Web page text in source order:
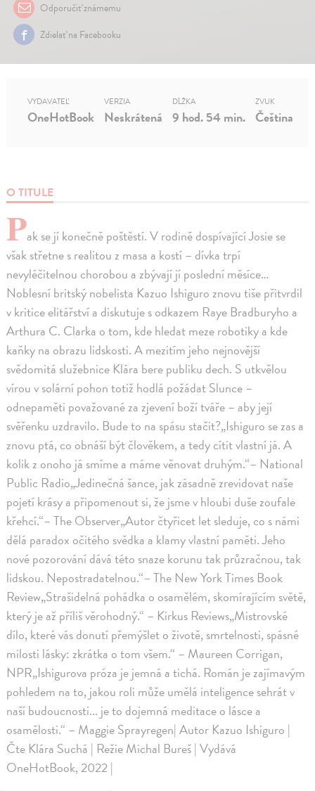
Odporučiť známemu
Zdielať na Facebooku
O TITULE
Pak se jí konečně poštěstí. V rodině dospívající Josie se
však střetne s realitou z masa a kostí – dívka trpí
nevyléčitelnou chorobou a zbývají jí poslední měsíce…
Noblesní britský nobelista Kazuo Ishiguro znovu tiše přitvrdil
v kritice elitářství a diskutuje s odkazem Raye Bradburyho a
Arthura C. Clarka o tom, kde hledat meze robotiky a kde
kaňky na obrazu lidskosti. A mezitím jeho nejnovější
svědomitá služebnice Klára bere publiku dech. S utkvělou
vírou v solární pohon totiž hodlá požádat Slunce –
odnepaměti považované za zjevení boží tváře – aby její
svěřenku uzdravilo. Bude to na spásu stačit?„Ishiguro se zas a
znovu ptá, co obnáší být člověkem, a tedy cítit vlastní já. A
kolik z onoho já smíme a máme věnovat druhým.“– National
Public Radio„Jedinečná šance, jak zásadně zrevidovat naše
pojetí krásy a připomenout si, že jsme v hloubi duše zoufale
křehcí.“– The Observer„Autor čtyřicet let sleduje, co s námi
dělá paradox očitého svědka a klamy vlastní paměti. Jeho
nové pozorování dává této snaze korunu tak průzračnou, tak
lidskou. Nepostradatelnou.“– The New York Times Book
Review„Strašidelná pohádka o osamělém, skomírajícím světě,
který je až příliš věrohodný.“ – Kirkus Reviews„Mistrovské
dílo, které vás donutí přemýšlet o životě, smrtelnosti, spásné
milosti lásky: zkrátka o tom všem.“ – Maureen Corrigan,
NPR„Ishigurova próza je jemná a tichá. Román je zajímavým
pohledem na to, jakou roli může umělá inteligence sehrát v
naší budoucnosti... je to dojemná meditace o lásce a
osamělosti.“ – Maggie Sprayregen| Autor Kazuo Ishiguro |
Čte Klára Suchá | Režie Michal Bureš | Vydává
OneHotBook, 2022 |
VYDAVATEĽ
OneHotBook
VERZIA
Neskrátená
DĹŽKA
9 hod. 54 min.
ZVUK
Čeština